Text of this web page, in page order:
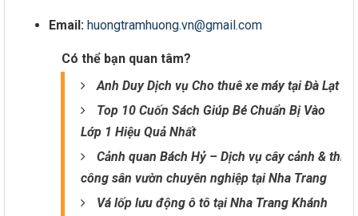
Email: huongtramhuong.vn@gmail.com
Có thể bạn quan tâm?
Anh Duy Dịch vụ Cho thuê xe máy tại Đà Lạt
Top 10 Cuốn Sách Giúp Bé Chuẩn Bị Vào
Lớp 1 Hiệu Quả Nhất
Cảnh quan Bách Hỷ – Dịch vụ cây cảnh & thi
công sân vườn chuyên nghiệp tại Nha Trang
Vá lốp lưu động ô tô tại Nha Trang Khánh